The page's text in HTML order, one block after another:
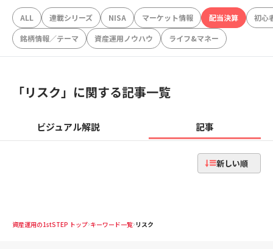
ALL 連載シリーズ NISA マーケット情報 配当決算
初心
銘柄情報／テーマ
資産運用ノウハウ ライフ&マネー
「リスク」に関する記事一覧
ビジュアル解説 記事
新しい順
資産運用の1stSTEP トップ キーワード一覧 リスク